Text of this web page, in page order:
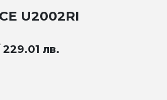
U2002RI
229.01 лв.